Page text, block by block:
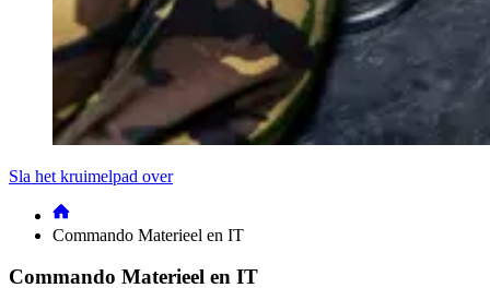
Sla het kruimelpad over
Commando Materieel en IT
Commando Materieel en IT